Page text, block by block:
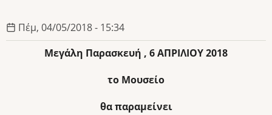
Πέμ, 04/05/2018 - 15:34
Μεγάλη Παρασκευή , 6ΑΠΡΙΛΙΟΥ 2018
το Μουσείο
θα παραμείνει